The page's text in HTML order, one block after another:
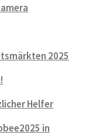
2025
Helfer
in